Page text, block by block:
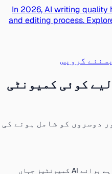
In 2026, AI writing
and editing process.
نئے گروپس
کوئی کمیونٹی
دوسروں کو شامل ہونے کی
ChatGroups ایک عالمی پلیٹ فارم ہے برائے AI کمیونٹیز جہاں